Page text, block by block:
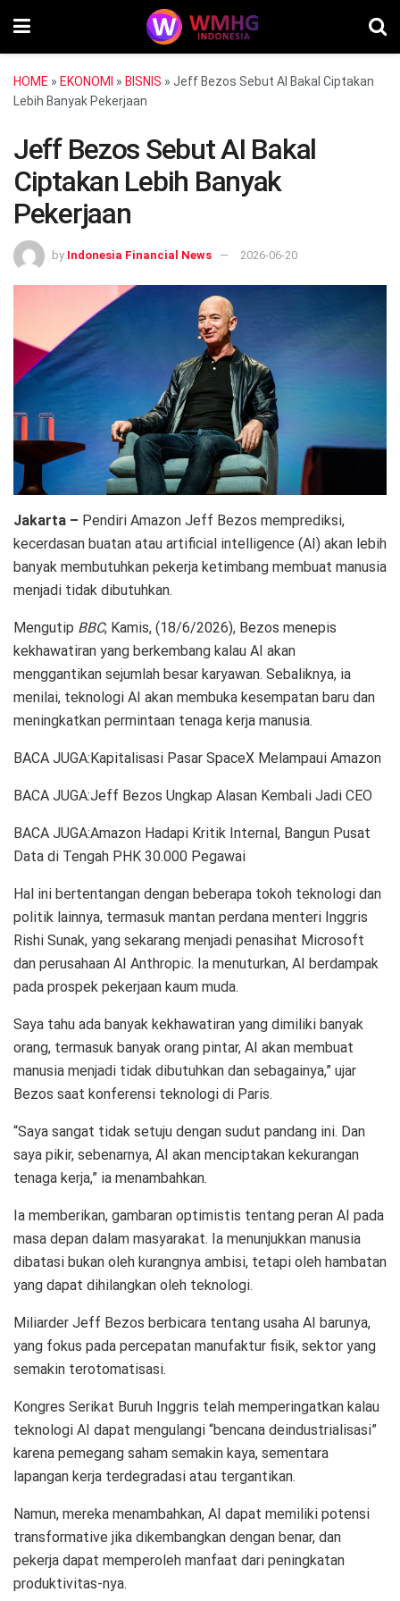
HOME » EKONOMI » BISNIS » Jeff Bezos Sebut AI Bakal Ciptakan
Lebih Banyak Pekerjaan
Jeff Bezos Sebut AI Bakal
Ciptakan Lebih Banyak
Pekerjaan
by Indonesia Financial News 2026-06-20
Jakarta – Pendiri Amazon Jeff Bezos memprediksi,
kecerdasan buatan atau artificial intelligence (AI) akan lebih
banyak membutuhkan pekerja ketimbang membuat manusia
menjadi tidak dibutuhkan.
Mengutip BBC, Kamis, (18/6/2026), Bezos menepis
kekhawatiran yang berkembang kalau AI akan
menggantikan sejumlah besar karyawan. Sebaliknya, ia
menilai, teknologi AI akan membuka kesempatan baru dan
meningkatkan permintaan tenaga kerja manusia.
BACA JUGA:Kapitalisasi Pasar SpaceX Melampaui Amazon
BACA JUGA:Jeff Bezos Ungkap Alasan Kembali Jadi CEO
BACA JUGA:Amazon Hadapi Kritik Internal, Bangun Pusat
Data di Tengah PHK 30.000 Pegawai
Hal ini bertentangan dengan beberapa tokoh teknologi dan
politik lainnya, termasuk mantan perdana menteri Inggris
Rishi Sunak, yang sekarang menjadi penasihat Microsoft
dan perusahaan AI Anthropic. Ia menuturkan, AI berdampak
pada prospek pekerjaan kaum muda.
Saya tahu ada banyak kekhawatiran yang dimiliki banyak
orang, termasuk banyak orang pintar, AI akan membuat
manusia menjadi tidak dibutuhkan dan sebagainya,” ujar
Bezos saat konferensi teknologi di Paris.
“Saya sangat tidak setuju dengan sudut pandang ini. Dan
saya pikir, sebenarnya, AI akan menciptakan kekurangan
tenaga kerja,” ia menambahkan.
Ia memberikan, gambaran optimistis tentang peran AI pada
masa depan dalam masyarakat. Ia menunjukkan manusia
dibatasi bukan oleh kurangnya ambisi, tetapi oleh hambatan
yang dapat dihilangkan oleh teknologi.
Miliarder Jeff Bezos berbicara tentang usaha AI barunya,
yang fokus pada percepatan manufaktur fisik, sektor yang
semakin terotomatisasi.
Kongres Serikat Buruh Inggris telah memperingatkan kalau
teknologi AI dapat mengulangi “bencana deindustrialisasi”
karena pemegang saham semakin kaya, sementara
lapangan kerja terdegradasi atau tergantikan.
Namun, mereka menambahkan, AI dapat memiliki potensi
transformative jika dikembangkan dengan benar, dan
pekerja dapat memperoleh manfaat dari peningkatan
produktivitas-nya.